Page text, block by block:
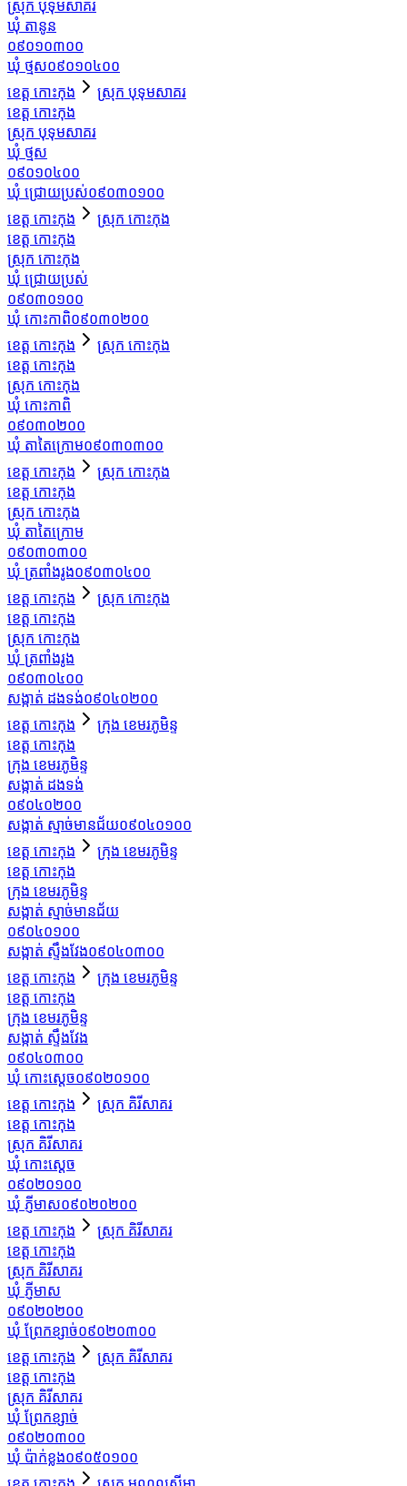
ស្រុក បុទុមសាគរ
ឃុំ តានូន
០៩០១០៣០០
ឃុំ ថ្មស០៩០១០៤០០
ខេត្ត កោះកុង
ស្រុក បុទុមសាគរ
ខេត្ត កោះកុង
ស្រុក បុទុមសាគរ
ឃុំ ថ្មស
០៩០១០៤០០
ឃុំ ជ្រោយប្រស់០៩០៣០១០០
ខេត្ត កោះកុង
ស្រុក កោះកុង
ខេត្ត កោះកុង
ស្រុក កោះកុង
ឃុំ ជ្រោយប្រស់
០៩០៣០១០០
ឃុំ កោះកាពិ០៩០៣០២០០
ខេត្ត កោះកុង
ស្រុក កោះកុង
ខេត្ត កោះកុង
ស្រុក កោះកុង
ឃុំ កោះកាពិ
០៩០៣០២០០
ឃុំ តាតៃក្រោម០៩០៣០៣០០
ខេត្ត កោះកុង
ស្រុក កោះកុង
ខេត្ត កោះកុង
ស្រុក កោះកុង
ឃុំ តាតៃក្រោម
០៩០៣០៣០០
ឃុំ ត្រពាំងរូង០៩០៣០៤០០
ខេត្ត កោះកុង
ស្រុក កោះកុង
ខេត្ត កោះកុង
ស្រុក កោះកុង
ឃុំ ត្រពាំងរូង
០៩០៣០៤០០
សង្កាត់ ដងទង់០៩០៤០២០០
ខេត្ត កោះកុង
ក្រុង ខេមរភូមិន្ទ
ខេត្ត កោះកុង
ក្រុង ខេមរភូមិន្ទ
សង្កាត់ ដងទង់
០៩០៤០២០០
សង្កាត់ ស្មាច់មានជ័យ០៩០៤០១០០
ខេត្ត កោះកុង
ក្រុង ខេមរភូមិន្ទ
ខេត្ត កោះកុង
ក្រុង ខេមរភូមិន្ទ
សង្កាត់ ស្មាច់មានជ័យ
០៩០៤០១០០
សង្កាត់ ស្ទឹងវែង០៩០៤០៣០០
ខេត្ត កោះកុង
ក្រុង ខេមរភូមិន្ទ
ខេត្ត កោះកុង
ក្រុង ខេមរភូមិន្ទ
សង្កាត់ ស្ទឹងវែង
០៩០៤០៣០០
ឃុំ កោះស្ដេច០៩០២០១០០
ខេត្ត កោះកុង
ស្រុក គិរីសាគរ
ខេត្ត កោះកុង
ស្រុក គិរីសាគរ
ឃុំ កោះស្ដេច
០៩០២០១០០
ឃុំ ភ្ញីមាស០៩០២០២០០
ខេត្ត កោះកុង
ស្រុក គិរីសាគរ
ខេត្ត កោះកុង
ស្រុក គិរីសាគរ
ឃុំ ភ្ញីមាស
០៩០២០២០០
ឃុំ ព្រែកខ្សាច់០៩០២០៣០០
ខេត្ត កោះកុង
ស្រុក គិរីសាគរ
ខេត្ត កោះកុង
ស្រុក គិរីសាគរ
ឃុំ ព្រែកខ្សាច់
០៩០២០៣០០
ឃុំ ប៉ាក់ខ្លង០៩០៥០១០០